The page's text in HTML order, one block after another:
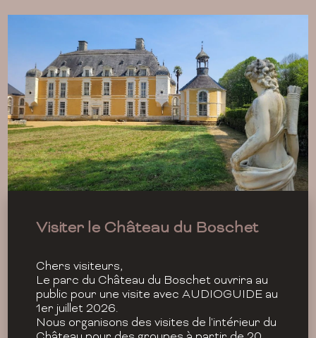
Visiter le Château du Boschet
Chers visiteurs,
Le parc du Château du Boschet ouvrira au
public pour une visite avec AUDIOGUIDE au
1er juillet 2026.
Nous organisons des visites de l'intérieur du